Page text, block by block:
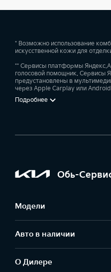
* Возможно использование
искусственной кожи для
** Сервисы платформы
голосовой помощник. Сервисы
предустановлены в
через Apple Carplay или
Подробнее
Обь-
Модели
Авто в наличии
О Дилере